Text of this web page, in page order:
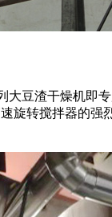
大豆渣干燥机即
旋转搅拌器的